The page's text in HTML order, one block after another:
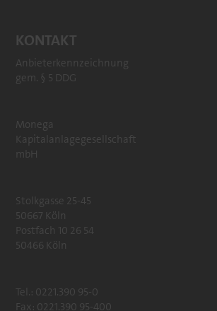
KONTAKT
Anbieterkennzeichnung
gem. § 5 DDG
Monega
Kapitalanlagegesellschaft
mbH
Stolkgasse 25-45
50667 Köln
Postfach 10 26 54
50466 Köln
Tel.: 0221.390 95-0
Fax: 0221.390 95-400